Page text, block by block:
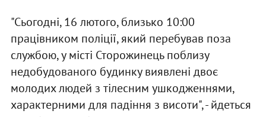
"Сьогодні, 16 лютого, близько 10:00
працівником поліції, який перебував поза
службою, у місті Сторожинець поблизу
недобудованого будинку виявлені двоє
молодих людей з тілесним ушкодженнями,
характерними для падіння з висоти", - йдеться